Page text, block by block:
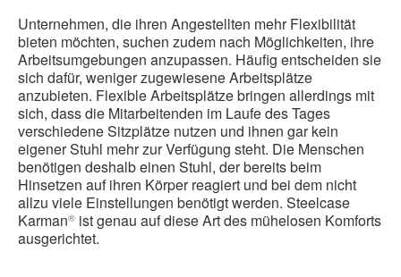
Unternehmen, die ihren Angestellten mehr Flexibilität
bieten möchten, suchen zudem nach Möglichkeiten, ihre
Arbeitsumgebungen anzupassen. Häufig entscheiden sie
sich dafür, weniger zugewiesene Arbeitsplätze
anzubieten. Flexible Arbeitsplätze bringen allerdings mit
sich, dass die Mitarbeitenden im Laufe des Tages
verschiedene Sitzplätze nutzen und ihnen gar kein
eigener Stuhl mehr zur Verfügung steht. Die Menschen
benötigen deshalb einen Stuhl, der bereits beim
Hinsetzen auf ihren Körper reagiert und bei dem nicht
allzu viele Einstellungen benötigt werden. Steelcase
Karman® ist genau auf diese Art des mühelosen Komforts
ausgerichtet.